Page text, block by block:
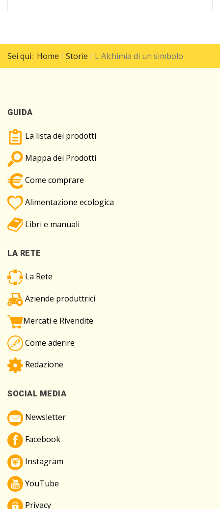
Sei qui: Home Storie L'Alchimia di un simbolo
GUIDA
La lista dei prodotti
Mappa dei Prodotti
Come comprare
Alimentazione ecologica
Libri e manuali
LA RETE
La Rete
Aziende produttrici
Mercati e Rivendite
Come aderire
Redazione
SOCIAL MEDIA
Newsletter
Facebook
Instagram
YouTube
Privacy